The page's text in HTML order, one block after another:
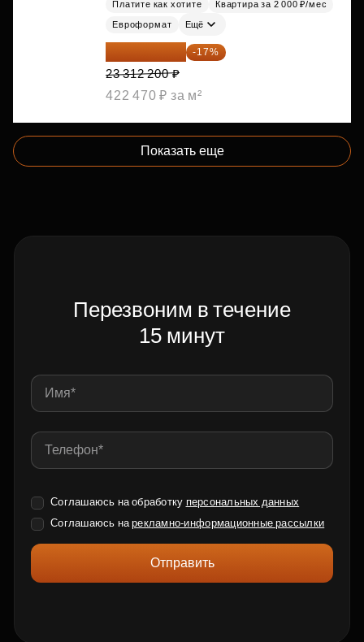
Платите как хотите
Квартира за 2 000 ₽/мес
Евроформат Ещё
19 349 126 ₽ -17%
23 312 200 ₽
422 470 ₽ за м²
Показать еще
Перезвоним в течение
15 минут
Соглашаюсь на обработку персональных данных
Соглашаюсь нарекламно-информационные рассылки
Отправить